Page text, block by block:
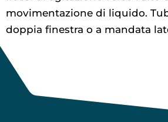
movimentazione di liquido.
doppia finestra o a mandata